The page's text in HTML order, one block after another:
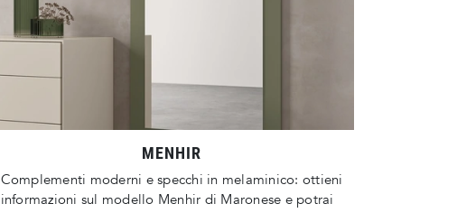
MENHIR
Complementi moderni e specchi in melaminico: ottieni
informazioni sul modello Menhir di Maronese e potrai